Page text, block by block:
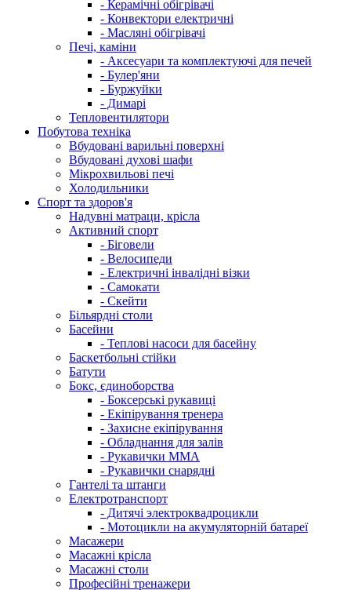
- Керамічні обігрівачі
- Конвектори електричні
- Масляні обігрівачі
Печі, каміни
- Аксесуари та комплектуючі для печей
- Булер'яни
- Буржуйки
- Димарі
Тепловентилятори
Побутова техніка
Вбудовані варильні поверхні
Вбудовані духові шафи
Мікрохвильові печі
Холодильники
Спорт та здоров'я
Надувні матраци, крісла
Активний спорт
- Біговели
- Велосипеди
- Електричні інвалідні візки
- Самокати
- Скейти
Більярдні столи
Басейни
- Теплові насоси для басейну
Баскетбольні стійки
Батути
Бокс, єдиноборства
- Боксерські рукавиці
- Екіпірування тренера
- Захисне екіпірування
- Обладнання для залів
- Рукавички ММА
- Рукавички снарядні
Гантелі та штанги
Електротранспорт
- Дитячі электроквадроцикли
- Мотоцикли на акумуляторній батареї
Масажери
Масажні крісла
Масажні столи
Професійні тренажери